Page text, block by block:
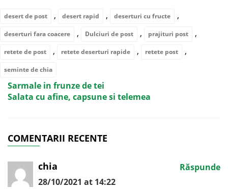
desert de post , desert rapid , deserturi cu fructe ,
deserturi fara coacere , Dulciuri de post , prajituri post ,
retete de post , retete deserturi rapide , retete post ,
seminte de chia
Sarmale in frunze de tei
Salata cu afine, capsune si telemea
COMENTARII RECENTE
chia
28/10/2021 at 14:22
Răspunde